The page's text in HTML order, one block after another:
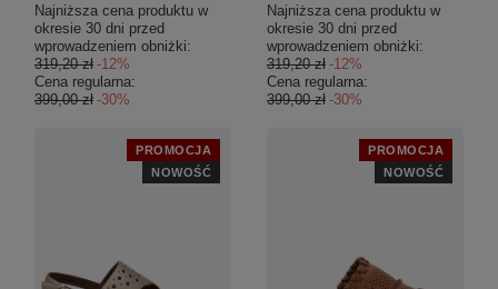
Najniższa cena produktu w
okresie 30 dni przed
wprowadzeniem obniżki:
319,20 zł -12%
Cena regularna:
399,00 zł -30%
Najniższa cena produktu w
okresie 30 dni przed
wprowadzeniem obniżki:
319,20 zł -12%
Cena regularna:
399,00 zł -30%
PROMOCJA
NOWOŚĆ
PROMOCJA
NOWOŚĆ